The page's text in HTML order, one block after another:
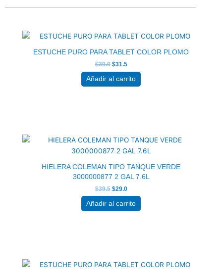
ESTUCHE PURO PARA TABLET COLOR PLOMO
$39.0
original
era:
$39.0.
$31.5
actual
es:
$31.5.
Añadir al carrito
HIELERA COLEMAN TIPO TANQUE VERDE
3000000877 2 GAL 7.6L
$39.5
original
era:
$39.5.
$29.0
actual
es:
$29.0.
Añadir al carrito
original
era:
actual
es: